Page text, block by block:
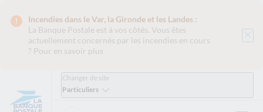
Incendies dans le Var, la Gironde et les Landes :
La Banque Postale est à vos côtés. Vous êtes
actuellement concernés par les incendies en cours
? Pour en savoir plus
Changer de site
Particuliers